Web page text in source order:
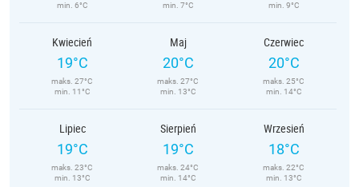
min. 6°C
min. 7°C
min. 9°C
Kwiecień
19°C
maks. 27°C
min. 11°C
Maj
20°C
maks. 27°C
min. 13°C
Czerwiec
20°C
maks. 25°C
min. 14°C
Lipiec
19°C
maks. 23°C
min. 13°C
Sierpień
19°C
maks. 24°C
min. 14°C
Wrzesień
18°C
maks. 22°C
min. 13°C